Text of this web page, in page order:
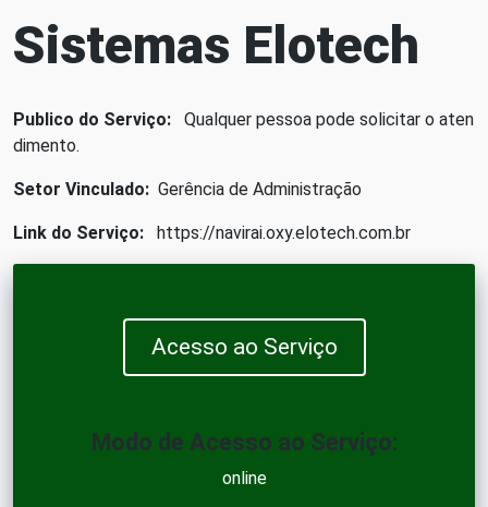
Sistemas Elotech
Publico do Serviço: Qualquer pessoa pode solicitar o aten
dimento.
Setor Vinculado: Gerência de Administração
Link do Serviço: https://navirai.oxy.elotech.com.br
Acesso ao Serviço
Modo de Acesso ao Serviço:
online